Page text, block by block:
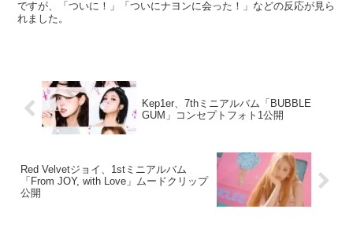
ですが、「ついに！」「ついにナヨンに会った！」などの反応が見ら
れました。
Kep1er、7thミニアルバム「BUBBLE
GUM」コンセプトフォト1公開
Red Velvetジョイ、1stミニアルバム
「From JOY, with Love」ムードクリップ
公開